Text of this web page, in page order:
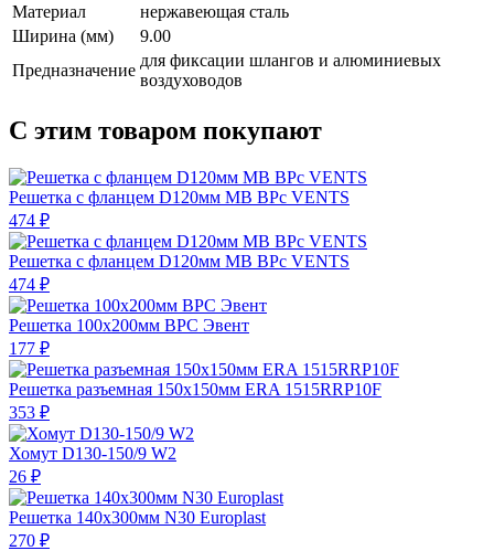
Материал
нержавеющая сталь
Ширина (мм)
9.00
Предназначение
для фиксации шлангов и алюминиевых
воздуховодов
С этим товаром покупают
Решетка с фланцем D120мм МВ ВРс VENTS
474 ₽
Решетка с фланцем D120мм МВ ВРс VENTS
474 ₽
Решетка 100х200мм ВРС Эвент
177 ₽
Решетка разъемная 150х150мм ERA 1515RRP10F
353 ₽
Хомут D130-150/9 W2
26 ₽
Решетка 140х300мм N30 Europlast
270 ₽